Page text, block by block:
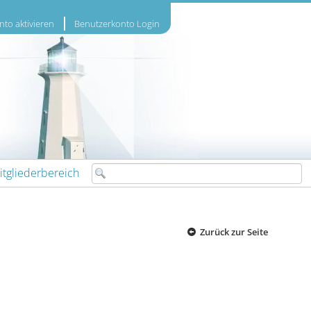
aktivieren Benutzerkonto Login
Zurück zur Seite